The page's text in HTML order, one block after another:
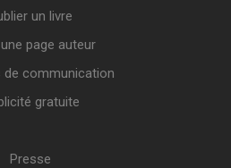
un livre
page auteur
de communication
gratuite
Presse